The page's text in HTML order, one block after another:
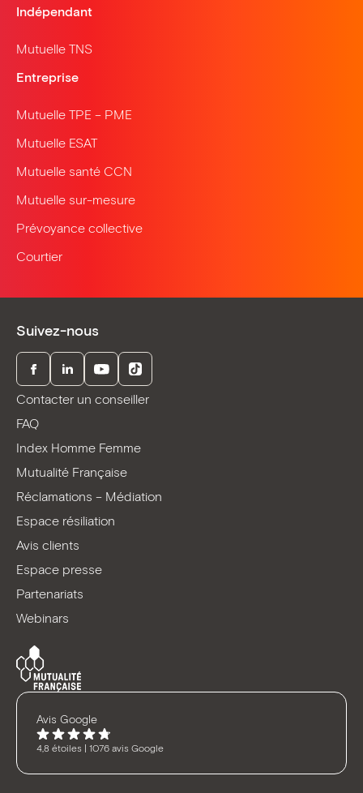
Indépendant
Mutuelle TNS
Entreprise
Mutuelle TPE – PME
Mutuelle ESAT
Mutuelle santé CCN
Mutuelle sur-mesure
Prévoyance collective
Courtier
Suivez-nous
FacebookLinkedInYoutubeTikTok
Contacter un conseiller
FAQ
Index Homme Femme
Mutualité Française
Réclamations – Médiation
Espace résiliation
Avis clients
Espace presse
Partenariats
Webinars
Avis Google
4,8 étoiles | 1076 avis Google